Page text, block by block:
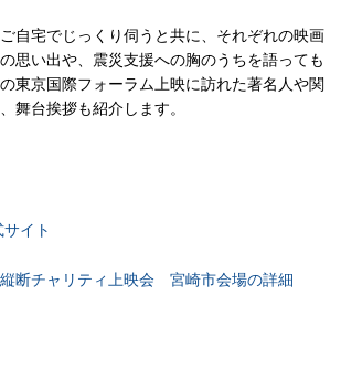
自宅でじっくり伺うと共に、それぞれの映画
思い出や、震災支援への胸のうちを語っても
東京国際フォーラム上映に訪れた著名人や関
舞台挨拶も紹介します。
イト
縦断チャリティ上映会 宮崎市会場の詳細